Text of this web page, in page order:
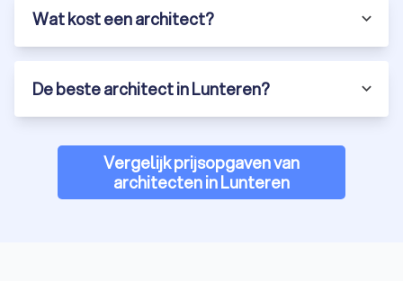
Wat kost een architect?
De beste architect in Lunteren?
Vergelijk prijsopgaven van
architecten in Lunteren